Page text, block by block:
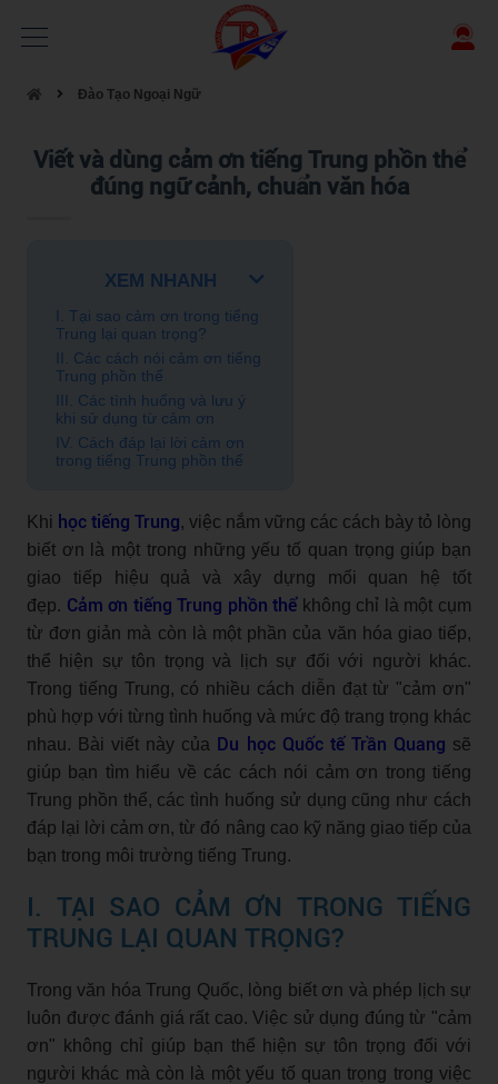
Đào Tạo Ngoại Ngữ
Viết và dùng cảm ơn tiếng Trung phồn thể
đúng ngữ cảnh, chuẩn văn hóa
XEM NHANH
I. Tại sao cảm ơn trong tiếng
Trung lại quan trọng?
II. Các cách nói cảm ơn tiếng
Trung phồn thể
III. Các tình huống và lưu ý
khi sử dụng từ cảm ơn
IV. Cách đáp lại lời cảm ơn
trong tiếng Trung phồn thể
Khi học tiếng Trung, việc nắm vững các cách bày tỏ lòng
biết ơn là một trong những yếu tố quan trọng giúp bạn
giao tiếp hiệu quả và xây dựng mối quan hệ tốt
đẹp. Cảm ơn tiếng Trung phồn thểkhông chỉ là một cụm
từ đơn giản mà còn là một phần của văn hóa giao tiếp,
thể hiện sự tôn trọng và lịch sự đối với người khác.
Trong tiếng Trung, có nhiều cách diễn đạt từ "cảm ơn"
phù hợp với từng tình huống và mức độ trang trọng khác
nhau. Bài viết này của Du học Quốc tế Trần Quang sẽ
giúp bạn tìm hiểu về các cách nói cảm ơn trong tiếng
Trung phồn thể, các tình huống sử dụng cũng như cách
đáp lại lời cảm ơn, từ đó nâng cao kỹ năng giao tiếp của
bạn trong môi trường tiếng Trung.
I. TẠI SAO CẢM ƠN TRONG TIẾNG
TRUNG LẠI QUAN TRỌNG?
Trong văn hóa Trung Quốc, lòng biết ơn và phép lịch sự
luôn được đánh giá rất cao. Việc sử dụng đúng từ "cảm
ơn" không chỉ giúp bạn thể hiện sự tôn trọng đối với
người khác mà còn là một yếu tố quan trọng trong việc